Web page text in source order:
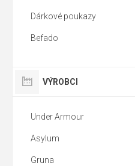
Dárkové poukazy
Befado
VÝROBCI
Under Armour
Asylum
Gruna